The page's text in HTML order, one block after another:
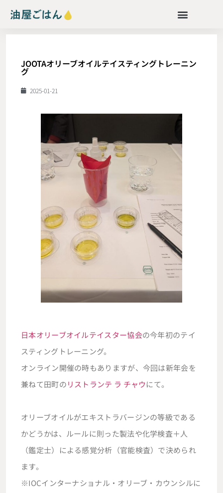
JOOTAオリーブオイルテイスティングトレーニン
グ
2025-01-21
日本オリーブオイルテイスター協会の今年初のテイ
スティングトレーニング。
オンライン開催の時もありますが、今回は新年会を
兼ねて田町のリストランテ ラ チャウにて。
オリーブオイルがエキストラバージンの等級である
かどうかは、ルールに則った製法や化学検査＋人
（鑑定士）による感覚分析（官能検査）で決められ
ます。
※IOCインターナショナル・オリーブ・カウンシルに